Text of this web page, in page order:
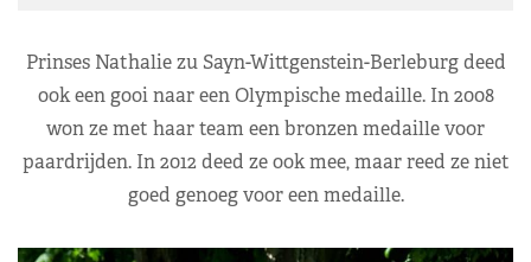
Prinses Nathalie zu Sayn-Wittgenstein-Berleburg deed
ook een gooi naar een Olympische medaille. In 2008
won ze met haar team een bronzen medaille voor
paardrijden. In 2012 deed ze ook mee, maar reed ze niet
goed genoeg voor een medaille.